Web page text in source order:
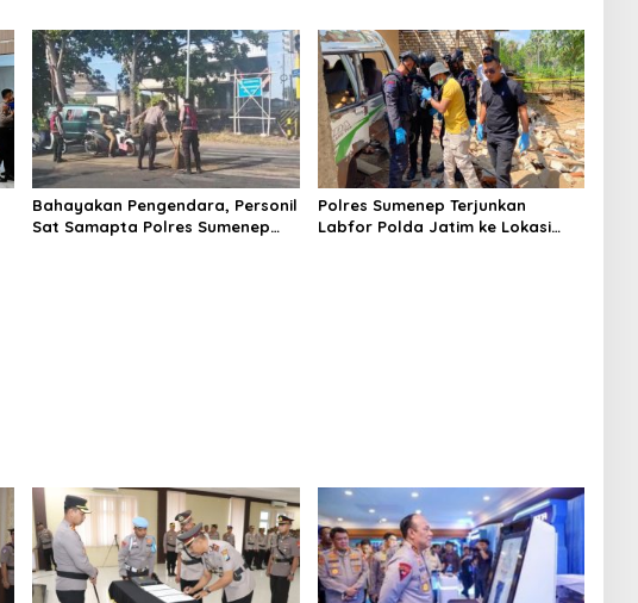
Bahayakan Pengendara, Personil
Sat Samapta Polres Sumenep
Polres Sumenep Terjunkan
Labfor Polda Jatim ke Lokasi